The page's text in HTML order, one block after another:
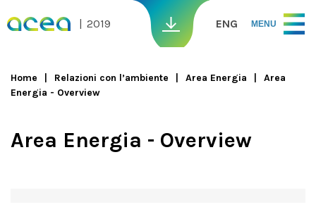
2019 ENG MENU
You are here
Home Relazioni con l’ambiente Area Energia
Area
Energia - Overview
Area Energia - Overview